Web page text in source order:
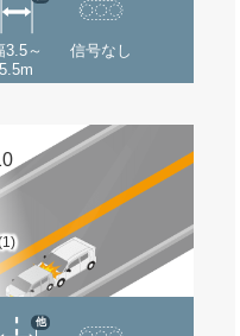
3.5～
5.5m
信号なし
他